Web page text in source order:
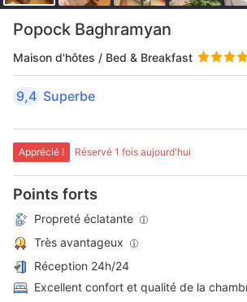
Popock Baghramyan
Maison d'hôtes / Bed & Breakfast
9,4 Superbe
Apprécié ! Réservé 1 fois aujourd'hui
Points forts
Propreté éclatante
Très avantageux
Réception 24h/24
Excellent confort et qualité de la